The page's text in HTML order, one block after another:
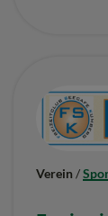
Verein /